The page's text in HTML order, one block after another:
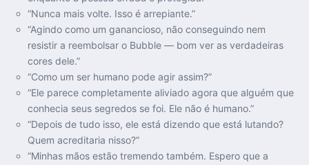
“Nunca mais volte. Isso é arrepiante.”
“Agindo como um ganancioso, não conseguindo nem
resistir a reembolsar o Bubble — bom ver as verdadeiras
cores dele.”
“Como um ser humano pode agir assim?”
“Ele parece completamente aliviado agora que alguém que
conhecia seus segredos se foi. Ele não é humano.”
“Depois de tudo isso, ele está dizendo que está lutando?
Quem acreditaria nisso?”
“Minhas mãos estão tremendo também. Espero que a